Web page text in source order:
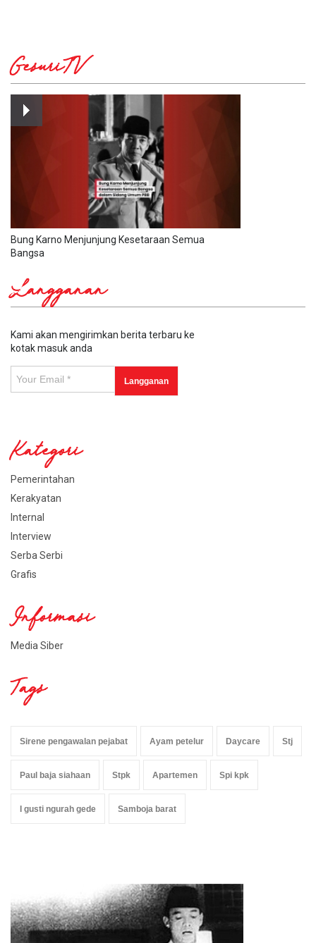
GesuriTV
Bung Karno Menjunjung Kesetaraan Semua
Bangsa
Langganan
Kami akan mengirimkan berita terbaru ke
kotak masuk anda
Kategori
Pemerintahan
Kerakyatan
Internal
Interview
Serba Serbi
Grafis
Informasi
Media Siber
Tags
Sirene pengawalan pejabat Ayam petelur Daycare Stj
Paul baja siahaan Stpk Apartemen Spi kpk
I gusti ngurah gede Samboja barat